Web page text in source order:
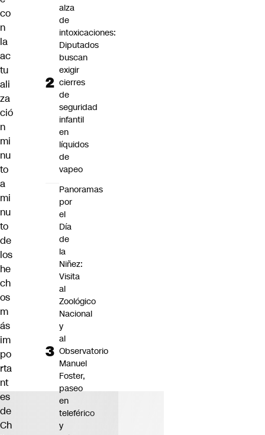
co
n
la
ac
tu
ali
za
ció
n
mi
nu
to
a
mi
nu
to
de
los
he
ch
os
m
ás
im
po
rta
nt
es
de
Ch
alza
de
intoxicaciones:
Diputados
buscan
exigir
cierres
de
seguridad
infantil
en
líquidos
de
vapeo
Panoramas
por
el
Día
de
la
Niñez:
Visita
al
Zoológico
Nacional
y
al
Observatorio
Manuel
Foster,
paseo
en
teleférico
y